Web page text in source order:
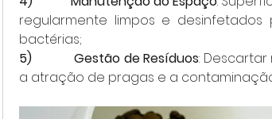
regularmente limpos e
bactérias;
5)            Gestão de Resíduos:
a atração de pragas e a